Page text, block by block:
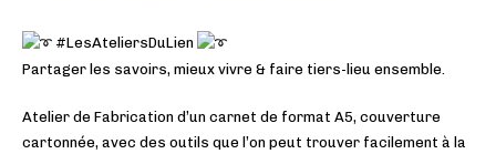
#LesAteliersDuLien
Partager les savoirs, mieux vivre & faire tiers-lieu ensemble.
Atelier de Fabrication d’un carnet de format A5, couverture
cartonnée, avec des outils que l’on peut trouver facilement à la